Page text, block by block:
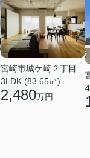
宮崎市城ケ崎２丁目
3LDK (83.65㎡)
2,480万円